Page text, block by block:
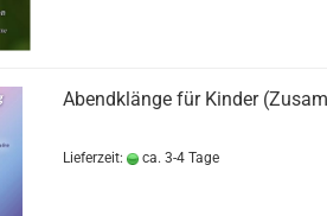
Abendklänge für Kinder
Lieferzeit: ca. 3-4 Tage